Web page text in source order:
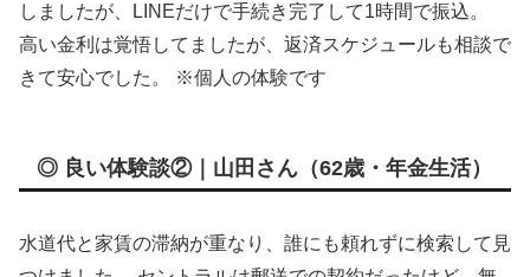
しましたが、LINEだけで手続き完了して1時間で振込。
高い金利は覚悟してましたが、返済スケジュールも相談で
きて安心でした。 ※個人の体験です
◎ 良い体験談②｜山田さん（62歳・年金生活）
水道代と家賃の滞納が重なり、誰にも頼れずに検索して見